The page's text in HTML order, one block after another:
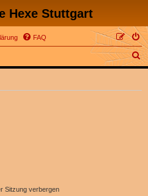
Hexe Stuttgart
FAQ
S
u
Sitzung verbergen